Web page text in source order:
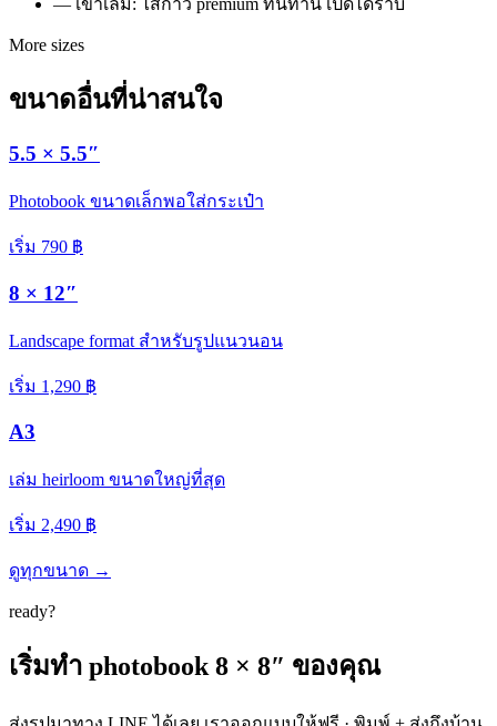
More sizes
ขนาดอื่นที่น่าสนใจ
5.5 × 5.5″
Photobook ขนาดเล็กพอใส่กระเป๋า
เริ่ม 790 ฿
8 × 12″
Landscape format สำหรับรูปแนวนอน
เริ่ม 1,290 ฿
A3
เล่ม heirloom ขนาดใหญ่ที่สุด
เริ่ม 2,490 ฿
ดูทุกขนาด →
ready?
เริ่มทำ photobook 8 × 8″ ของคุณ